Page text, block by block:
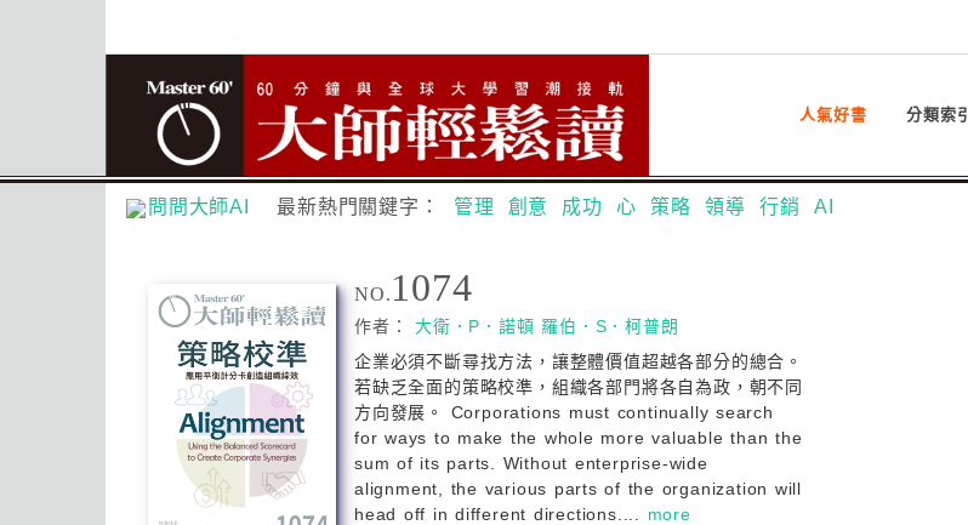
人氣好書 分類索引
問問大師AI 最新熱門關鍵字： 管理 創意 成功 心 策略 領導 行銷 AI
NO. 1074
作者： 大衛．P．諾頓 羅伯．S．柯普朗
企業必須不斷尋找方法，讓整體價值超越各部分的總合。
若缺乏全面的策略校準，組織各部門將各自為政，朝不同
方向發展。 Corporations must continually search
for ways to make the whole more valuable than the
sum of its parts. Without enterprise-wide
alignment, the various parts of the organization will
head off in different directions.... more